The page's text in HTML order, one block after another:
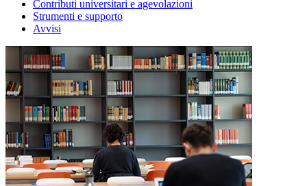
Contributi universitari e agevolazioni
Strumenti e supporto
Avvisi